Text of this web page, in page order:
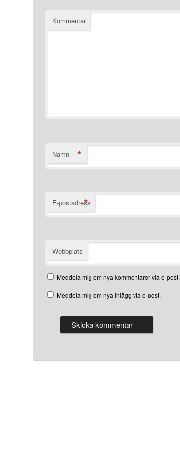
Kommentar
Namn *
E-postadress
*
Webbplats
Meddela mig om nya kommentarer via e-post.
Meddela mig om nya inlägg via e-post.